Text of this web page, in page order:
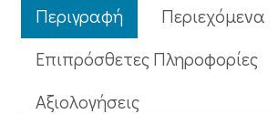
Περιγραφή
Περιεχόμενα
Επιπρόσθετες Πληροφορίες
Aξιολογήσεις